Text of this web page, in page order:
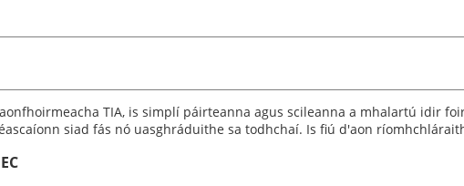
TIA, is simplí páirteanna agus scileanna a mhalartú idir
siad fás nó uasghráduithe sa todhchaí. Is fiú d'aon